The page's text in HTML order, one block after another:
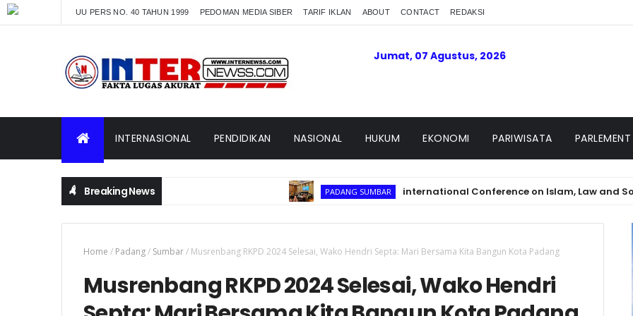
UU PERS NO. 40 TAHUN 1999 PEDOMAN MEDIA SIBER TARIF IKLAN ABOUT CONTACT REDAKSI
Jumat, 07 Agustus, 2026
INTERNASIONAL PENDIDIKAN NASIONAL HUKUM EKONOMI PARIWISATA PARLEMENT
Breaking News PADANG SUMBAR international Conference on Islam, Law and Society 2026
Home / Padang/ Sumbar/ Musrenbang RKPD 2024 Selesai, Wako Hendri Septa: Mari Bersama Kita Bangun Kota Padang
Musrenbang RKPD 2024 Selesai, Wako Hendri